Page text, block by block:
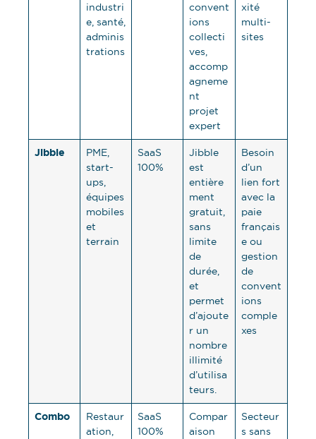
industri
e, santé,
adminis
trations
convent
ions
collecti
ves,
accomp
agneme
nt
projet
expert
xité
multi-
sites
Jibble
PME,
start-
ups,
équipes
mobiles
et
terrain
SaaS
100%
Jibble
est
entière
ment
gratuit,
sans
limite
de
durée,
et
permet
d’ajoute
r un
nombre
illimité
d’utilisa
teurs.
Besoin
d’un
lien fort
avec la
paie
français
e ou
gestion
de
convent
ions
comple
xes
Combo
Restaur
ation,
SaaS
100%
Compar
aison
Secteur
s sans